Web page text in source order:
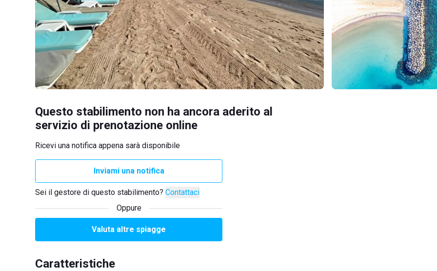
Questo stabilimento non ha ancora aderito al
servizio di prenotazione online
Ricevi una notifica appena sarà disponibile
Inviami una notifica
Sei il gestore di questo stabilimento? Contattaci
Oppure
Valuta altre spiagge
Caratteristiche